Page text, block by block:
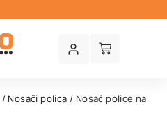
/ Nosači polica / Nosač police na